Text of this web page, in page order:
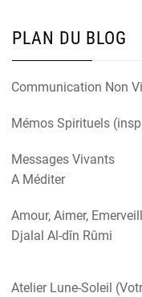
PLAN DU BLOG
Communication Non
Mémos Spirituels
Messages Vivants
A Méditer
Amour, Aimer,
Djalal Al-dîn Rûmi
Atelier Lune-Soleil